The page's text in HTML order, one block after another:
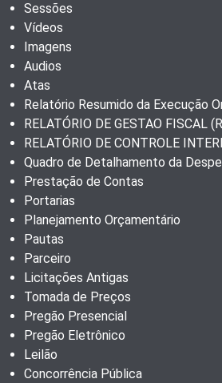
Sessões
Vídeos
Imagens
Audios
Atas
Relatório Resumido da Execução
RELATÓRIO DE GESTAO FISCAL
RELATÓRIO DE CONTROLE
Quadro de Detalhamento da
Prestação de Contas
Portarias
Planejamento Orçamentário
Pautas
Parceiro
Licitações Antigas
Tomada de Preços
Pregão Presencial
Pregão Eletrônico
Leilão
Concorrência Pública